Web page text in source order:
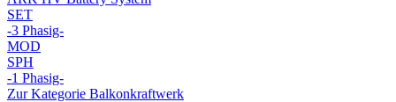
SET
-3 Phasig-
MOD
SPH
-1 Phasig-
Zur Kategorie Balkonkraftwerk